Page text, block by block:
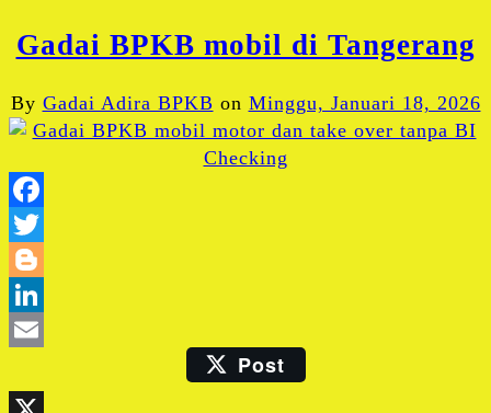
Gadai BPKB mobil di Tangerang
By Gadai Adira BPKB on Minggu, Januari 18, 2026
Email Post